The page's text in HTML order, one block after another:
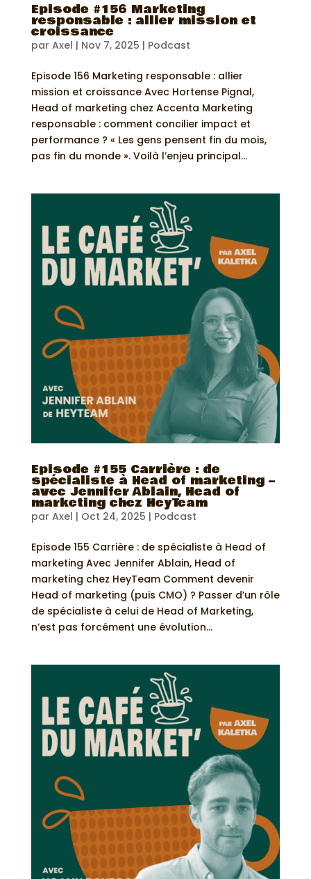
Episode #156 Marketing
responsable : allier mission et
croissance
par Axel | Nov 7, 2025 | Podcast
Episode 156 Marketing responsable : allier
mission et croissance Avec Hortense Pignal,
Head of marketing chez Accenta Marketing
responsable : comment concilier impact et
performance ? « Les gens pensent fin du mois,
pas fin du monde ». Voilà l’enjeu principal...
Episode #155 Carrière : de
spécialiste à Head of marketing –
avec Jennifer Ablain, Head of
marketing chez HeyTeam
par Axel | Oct 24, 2025 | Podcast
Episode 155 Carrière : de spécialiste à Head of
marketing Avec Jennifer Ablain, Head of
marketing chez HeyTeam Comment devenir
Head of marketing (puis CMO) ? Passer d’un rôle
de spécialiste à celui de Head of Marketing,
n’est pas forcément une évolution...